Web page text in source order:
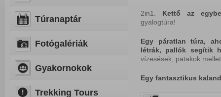
Túranaptár
Fotógalériák
Gyakornokok
Trekking Tours
2in1. Kettő az
gyalogtúra!
Egy páratlan túra,
létrák, pallók segítik
vízesések, patakok
Egy fantasztikus